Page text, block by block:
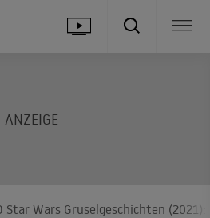
Star Wars Gruselgeschichten